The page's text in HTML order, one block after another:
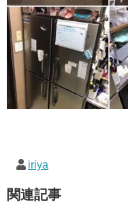
iriya
関連記事